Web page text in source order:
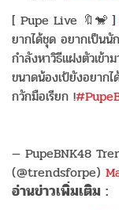
[ Pupe Live 🔖🐒 ]
ยากได้ชุด อยากเป็นนั
กำลังหาวิธีแฝงตัวเข้
ขนาดน้องเป้ยังอยาก
กวักมือเรียก !
— PupeBNK48
(@trendsforpe)
อ่านข่าวเพิ่มเติม :